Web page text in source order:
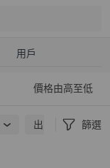
用戶
價格由高至低
出貨地點 篩選